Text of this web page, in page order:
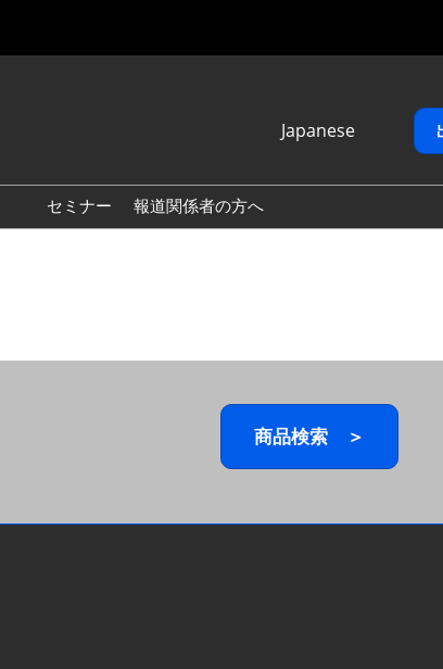
Japanese
English
繁體中文
セミナー 報道関係者の方へ
商品検索 ＞